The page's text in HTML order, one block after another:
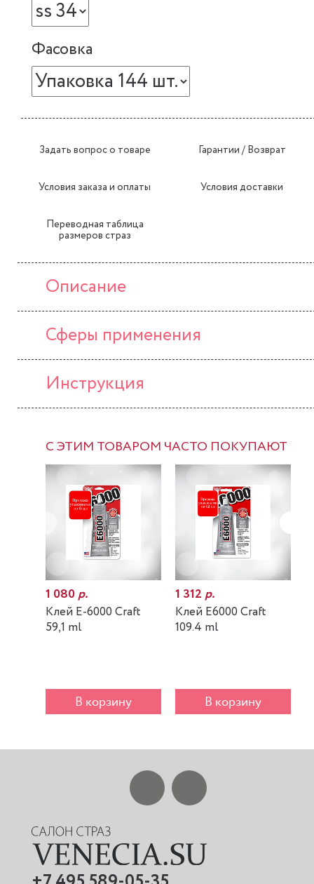
Фасовка
Задать вопрос о товаре Гарантии / Возврат
Условия заказа и оплаты Условия доставки
Переводная таблица
размеров страз
Описание
Сферы применения
Инструкция
С ЭТИМ ТОВАРОМ ЧАСТО ПОКУПАЮТ
1 080р.
Клей E-6000 Craft
59,1 ml
В корзину
1 312р.
Клей E6000 Craft
109.4 ml
В корзину